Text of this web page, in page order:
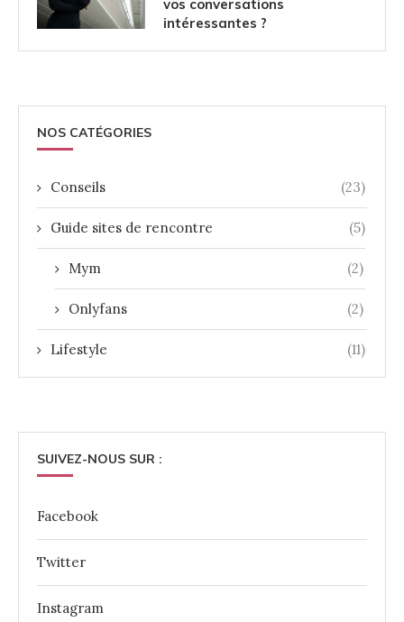
vos conversations
intéressantes ?
NOS CATÉGORIES
Conseils (23)
Guide sites de rencontre (5)
Mym (2)
Onlyfans (2)
Lifestyle (11)
SUIVEZ-NOUS SUR :
Facebook
Twitter
Instagram